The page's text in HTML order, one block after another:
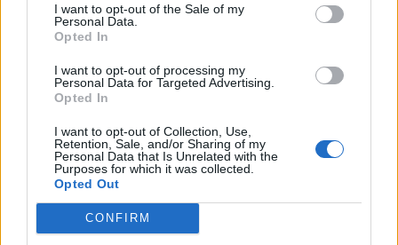
I want to opt-out of the Sale of my
Personal Data.
Opted In
I want to opt-out of processing my
Personal Data for Targeted Advertising.
Opted In
I want to opt-out of Collection, Use,
Retention, Sale, and/or Sharing of my
Personal Data that Is Unrelated with the
Purposes for which it was collected.
Opted Out
CONFIRM
ad